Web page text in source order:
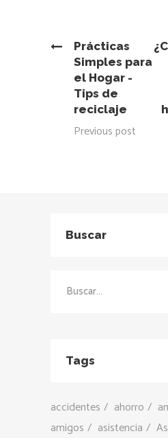
Prácticas
Simples para
el Hogar -
Tips de
reciclaje
Previous post
Buscar
Tags
accidentes ahorro
amigos
asistencia